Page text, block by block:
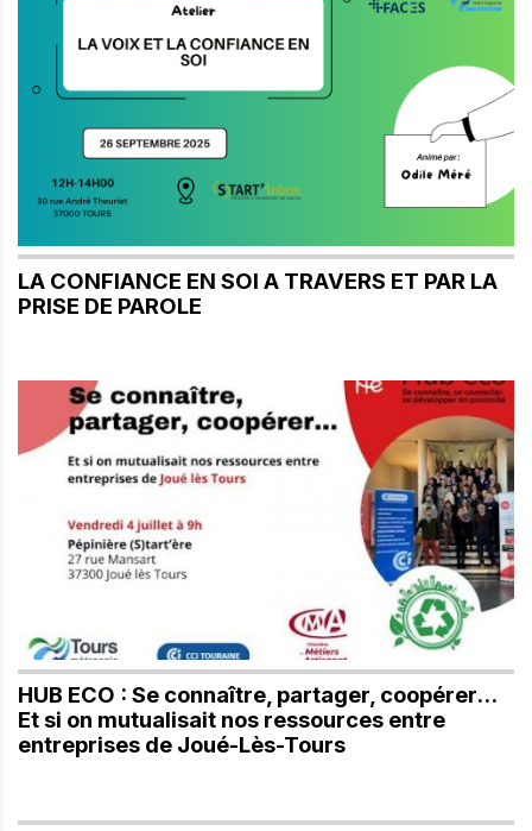
LA CONFIANCE EN SOI A TRAVERS ET PAR LA
PRISE DE PAROLE
HUB ECO : Se connaître, partager, coopérer...
Et si on mutualisait nos ressources entre
entreprises de Joué-Lès-Tours